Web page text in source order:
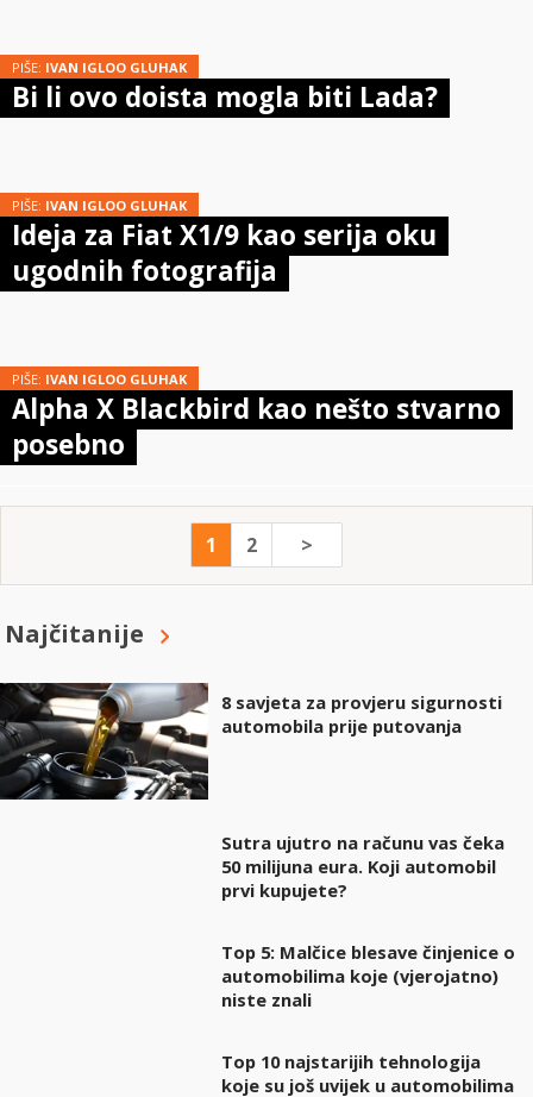
PIŠE: IVAN IGLOO GLUHAK
Bi li ovo doista mogla biti Lada?
PIŠE: IVAN IGLOO GLUHAK
Ideja za Fiat X1/9 kao serija oku
ugodnih fotografija
PIŠE: IVAN IGLOO GLUHAK
Alpha X Blackbird kao nešto stvarno
posebno
1 2 >
Najčitanije
8 savjeta za provjeru sigurnosti
automobila prije putovanja
Sutra ujutro na računu vas čeka
50 milijuna eura. Koji automobil
prvi kupujete?
Top 5: Malčice blesave činjenice o
automobilima koje (vjerojatno)
niste znali
Top 10 najstarijih tehnologija
koje su još uvijek u automobilima